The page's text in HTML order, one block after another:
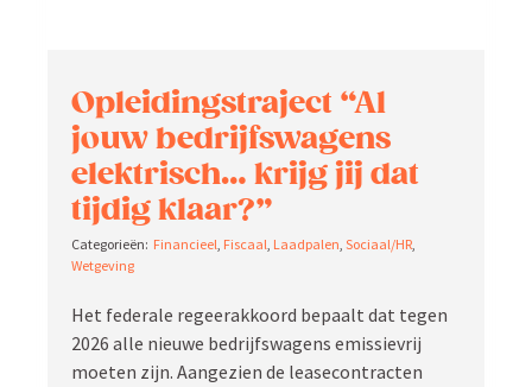
Oplei­dingstraject “Al
jouw bedrijfs­wagens
elektrisch… krijg jij dat
tijdig klaar?”
Finan­cieel, Fiscaal, Laadpalen, Sociaal/HR,
Wetgeving
Het federale regeer­ak­koord bepaalt dat tegen
2026 alle nieuwe bedrijfs­wagens emissievrij
moeten zijn. Aangezien de lease­con­tracten